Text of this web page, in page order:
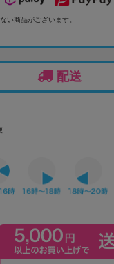
い商品がございます。
配送